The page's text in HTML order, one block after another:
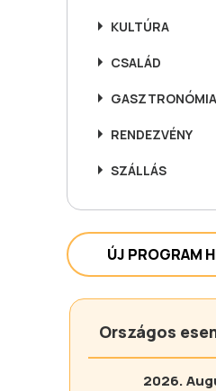
KULTÚRA
CSALÁD
GASZTRONÓMIA
RENDEZVÉNY
SZÁLLÁS
ÚJ PROGRAM
Országos
2026.